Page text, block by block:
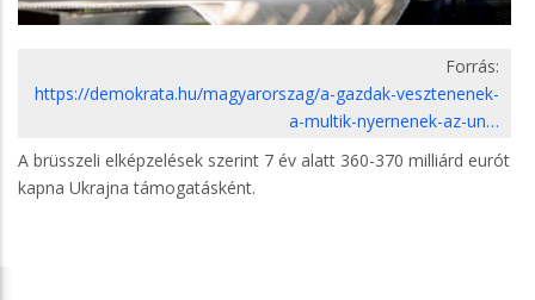
Forrás:
https://demokrata.hu/magyarorszag/a-gazdak-vesztenenek-
a-multik-nyernenek-az-un…
A brüsszeli elképzelések szerint 7 év alatt 360-370 milliárd eurót
kapna Ukrajna támogatásként.